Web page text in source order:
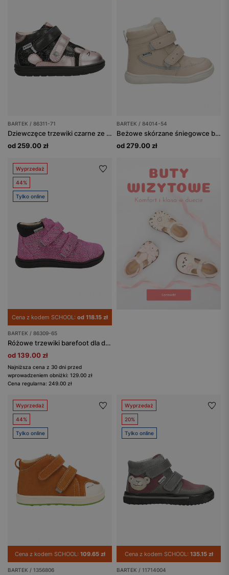
BARTEK / 86311-71
Dziewczęce trzewiki czarne ze srebrzysto-różowymi elementami BARTEK 86311-71
od 259.00 zł
BARTEK / 84014-54
Beżowe skórzane śniegowce barefoot dla dziewcząt BARTEK 84014-54
od 279.00 zł
Wyprzedaż
44%
Tylko online
Cena z kodem SCHOOL: od 118.15 zł
BARTEK / 86309-65
Różowe trzewiki barefoot dla dziewczynki BARTEK 86309-65
od 139.00 zł
Najniższa cena z 30 dni przed
wprowadzeniem obniżki: 129.00 zł
Cena regularna: 249.00 zł
Wyprzedaż
44%
Tylko online
Cena z kodem SCHOOL: 109.65 zł
BARTEK / 1356806
Wyprzedaż
20%
Tylko online
Cena z kodem SCHOOL: 135.15 zł
BARTEK / 11714004